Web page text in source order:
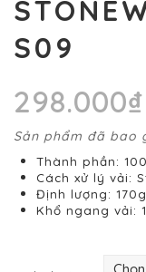
S09
298.000₫
Sản phẩm đã bao
Thành phần:
Cách xử lý vải:
Định lượng:
Khổ ngang vải: